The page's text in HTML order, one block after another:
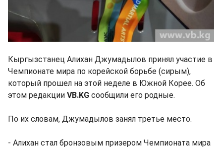
Кыргызстанец Алихан Джумадылов принял участие в
Чемпионате мира по корейской борьбе (сирым),
который прошел на этой неделе в Южной Корее. Об
этом редакции VB.KG сообщили его родные.
По их словам, Джумадылов занял третье место.
- Алихан стал бронзовым призером Чемпионата мира